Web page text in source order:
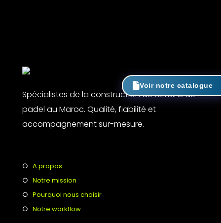
Spécialistes de la construction de terrains de
padel au Maroc. Qualité, fiabilité et
accompagnement sur-mesure.
○ A propos
○ Notre mission
○ Pourquoi nous choisir
○ Notre workflow
Voir notre catalogue